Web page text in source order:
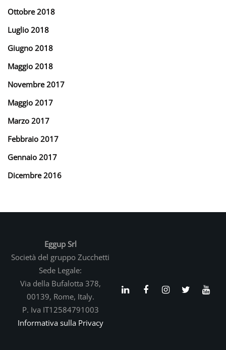
Ottobre 2018
Luglio 2018
Giugno 2018
Maggio 2018
Novembre 2017
Maggio 2017
Marzo 2017
Febbraio 2017
Gennaio 2017
Dicembre 2016
Eggup Srl
Società del gruppo Zucchetti
Sede Legale:
Via della Bufalotta 378,
00139, Rome, Italy.
P. Iva IT12584791003
Informativa sulla Privacy